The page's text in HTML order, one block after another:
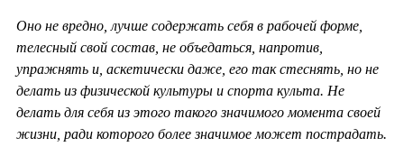
Оно не вредно, лучше содержать себя в рабочей форме,
телесный свой состав, не объедаться, напротив,
упражнять и, аскетически даже, его так стеснять, но не
делать из физической культуры и спорта культа. Не
делать для себя из этого такого значимого момента своей
жизни, ради которого более значимое может пострадать.